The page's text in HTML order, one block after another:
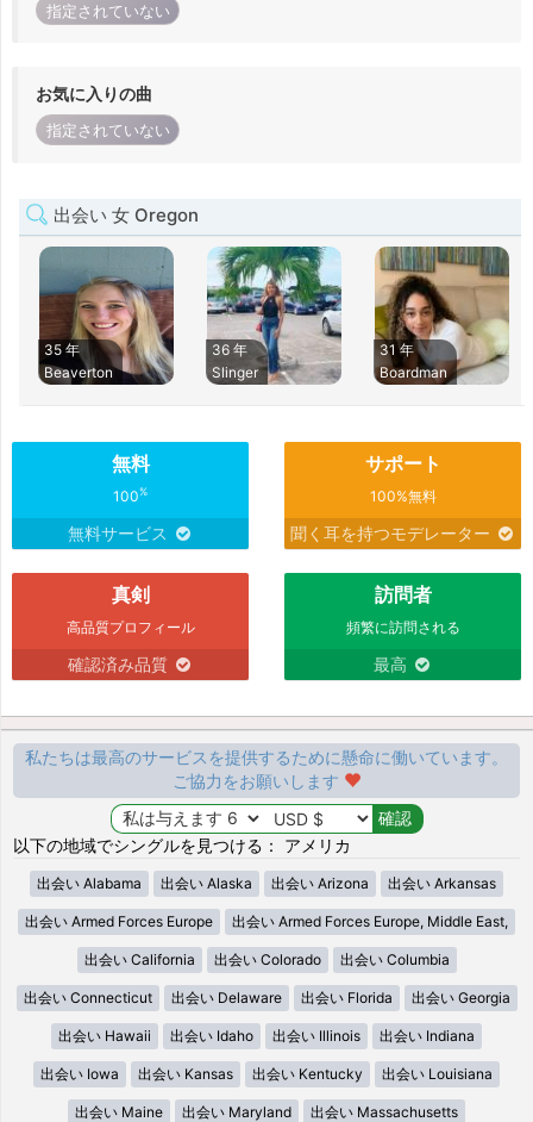
指定されていない
お気に入りの曲
指定されていない
出会い 女 Oregon
35 年
Beaverton
36 年
Slinger
31 年
Boardman
無料
100%
無料サービス
サポート
100%無料
聞く耳を持つモデレーター
真剣
高品質プロフィール
確認済み品質
訪問者
頻繁に訪問される
最高
私たちは最高のサービスを提供するために懸命に働いています。
ご協力をお願いします
以下の地域でシングルを見つける： アメリカ
出会い Alabama 出会い Alaska 出会い Arizona 出会い Arkansas
出会い Armed Forces Europe 出会い Armed Forces Europe, Middle East,
出会い California 出会い Colorado 出会い Columbia
出会い Connecticut 出会い Delaware 出会い Florida 出会い Georgia
出会い Hawaii 出会い Idaho 出会い Illinois 出会い Indiana
出会い Iowa 出会い Kansas 出会い Kentucky 出会い Louisiana
出会い Maine 出会い Maryland 出会い Massachusetts